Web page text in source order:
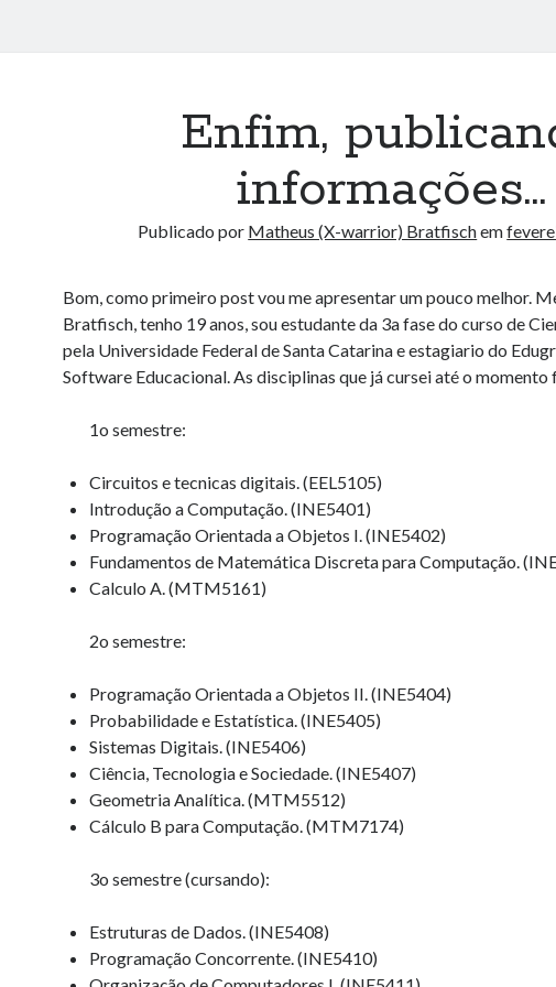
Enfim,
informações…
Publicado por Matheus (X-warrior) Bratfischem
Bom, como primeiro post vou me apresentar um pouco melhor.
Bratfisch, tenho 19 anos, sou estudante da 3a fase do curso de
pela Universidade Federal de Santa Catarina e estagiario do
Software Educacional. As disciplinas que já cursei até o momento
1o semestre:
Circuitos e tecnicas digitais. (EEL5105)
Introdução a Computação. (INE5401)
Programação Orientada a Objetos I. (INE5402)
Fundamentos de Matemática Discreta para Computação.
Calculo A. (MTM5161)
2o semestre:
Programação Orientada a Objetos II. (INE5404)
Probabilidade e Estatística. (INE5405)
Sistemas Digitais. (INE5406)
Ciência, Tecnologia e Sociedade. (INE5407)
Geometria Analítica. (MTM5512)
Cálculo B para Computação. (MTM7174)
3o semestre (cursando):
Estruturas de Dados. (INE5408)
Programação Concorrente. (INE5410)